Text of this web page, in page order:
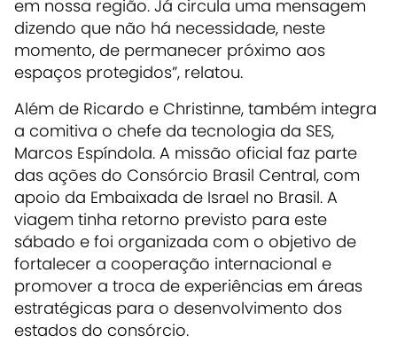
em nossa região. Já circula uma mensagem
dizendo que não há necessidade, neste
momento, de permanecer próximo aos
espaços protegidos”, relatou.
Além de Ricardo e Christinne, também integra
a comitiva o chefe da tecnologia da SES,
Marcos Espíndola. A missão oficial faz parte
das ações do Consórcio Brasil Central, com
apoio da Embaixada de Israel no Brasil. A
viagem tinha retorno previsto para este
sábado e foi organizada com o objetivo de
fortalecer a cooperação internacional e
promover a troca de experiências em áreas
estratégicas para o desenvolvimento dos
estados do consórcio.